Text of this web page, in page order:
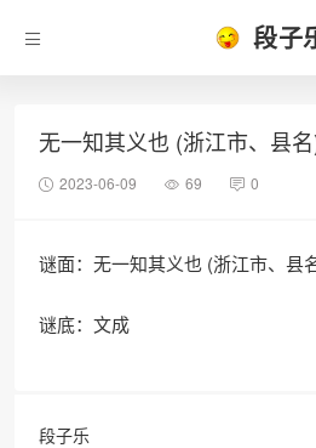
段子
无一知其义也 (浙江市、县
2023-06-09 69 0
谜面：无一知其义也 (浙江市、县
谜底：文成
段子乐